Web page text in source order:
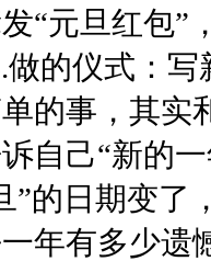
“元旦红包
仪式：写
的事，其实
诉自己“新
”的日期变了
年有多少遗